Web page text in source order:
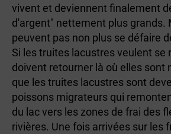
vivent et deviennent finalement
d'argent" nettement plus grands.
peuvent pas non plus se défaire
Si les truites lacustres veulent se
doivent retourner là où elles sont
que les truites lacustres sont
poissons migrateurs qui
du lac vers les zones de frai des
rivières. Une fois arrivées sur les